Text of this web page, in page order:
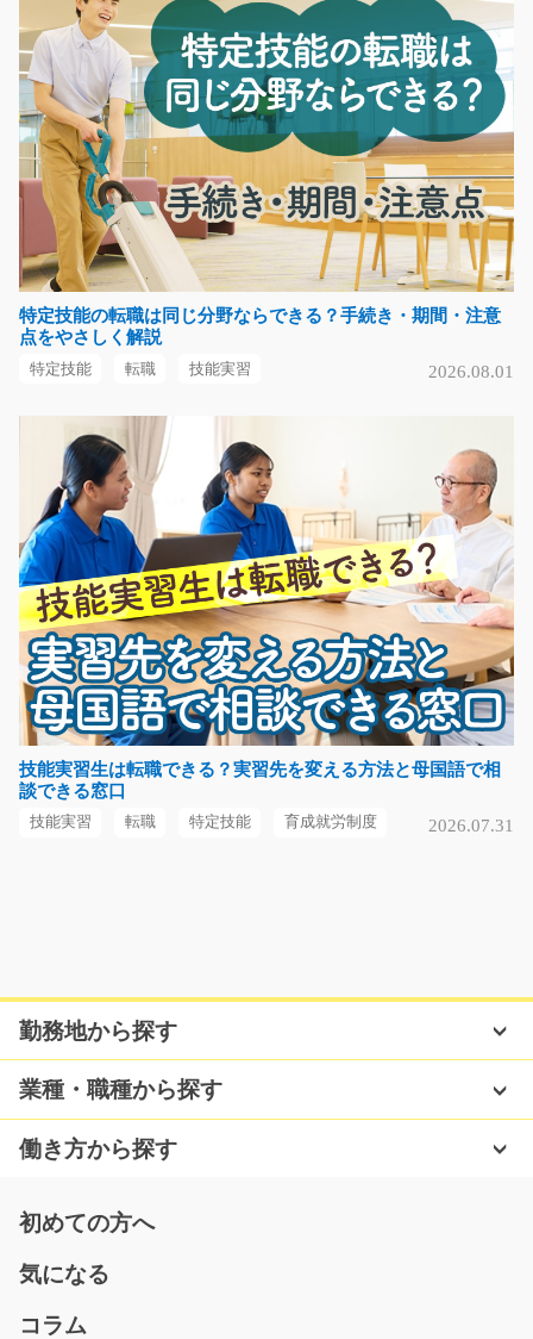
プラスチックの成形機械オペレーター/y04_00535
急募
プラスチック製品を製造している工場で機械オペレータ
ー♪ カンタン作業の…
長期（3ヶ月以上）
時給1,250円~1,563円
栃木県真岡市
気になる
【新着】化粧品の製造補助/i02_01070
急募
＜仕事内容＞ 化粧品メーカーにて原料の充填や機械操
作・洗浄等製造補助の…
長期（3ヶ月以上）
時給1,250円～
大阪府枚方市
気になる
軽作業！自動車部品の検品や仕分け/g04_02211
急募
嬉しい土日祝休み！軽作業！ 倉庫内作業や工場作業未経
験の方も大歓迎！ …
(大募集)電子部品のカンタン組立作業/y08_00527
1円玉くらいのサイズの電子部品をピンセットで掴んで専
用ケースにはめ込ん…
長期（3ヶ月以上）
大分県中津市
特定技能の転職は同じ分野ならできる？手続き・期間・注意
点をやさしく解説
特定技能 転職 技能実習 2026.08.01
技能実習生は転職できる？実習先を変える方法と母国語で相
談できる窓口
技能実習 転職 特定技能 育成就労制度 2026.07.31
勤務地から探す
業種・職種から探す
働き方から探す
初めての方へ
気になる
コラム